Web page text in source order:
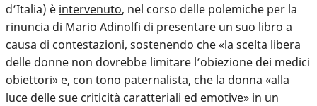
d’Italia) è intervenuto, nel corso delle polemiche per la
rinuncia di Mario Adinolfi di presentare un suo libro a
causa di contestazioni, sostenendo che «la scelta libera
delle donne non dovrebbe limitare l’obiezione dei medici
obiettori» e, con tono paternalista, che la donna «alla
luce delle sue criticità caratteriali ed emotive» in un